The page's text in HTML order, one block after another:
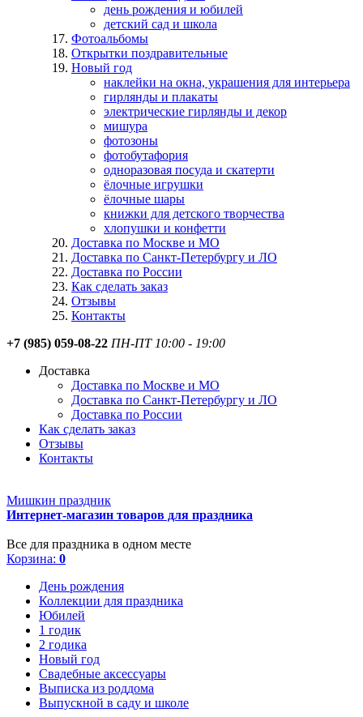
день рождения и юбилей
детский сад и школа
Фотоальбомы
Открытки поздравительные
Новый год
наклейки на окна, украшения для интерьера
гирлянды и плакаты
электрические гирлянды и декор
мишура
фотозоны
фотобутафория
одноразовая посуда и скатерти
ёлочные игрушки
ёлочные шары
книжки для детского творчества
хлопушки и конфетти
Доставка по Москве и МО
Доставка по Санкт-Петербургу и ЛО
Доставка по России
Как сделать заказ
Отзывы
Контакты
+7 (985) 059-08-22 ПН-ПТ 10:00 - 19:00
Доставка
Доставка по Москве и МО
Доставка по Санкт-Петербургу и ЛО
Доставка по России
Как сделать заказ
Отзывы
Контакты
Мишкин праздник
Интернет-магазин товаров для праздника
Все для праздника в одном месте
Корзина: 0
День рождения
Коллекции для праздника
Юбилей
1 годик
2 годика
Новый год
Свадебные аксессуары
Выписка из роддома
Выпускной в саду и школе